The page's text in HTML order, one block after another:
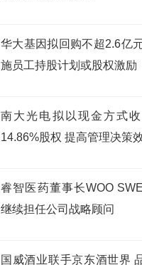
华大基因拟回购不超2.6亿
施员工持股计划或股权激励
南大光电拟以现金方式
14.86%股权 提高管理决策
睿智医药董事长WOO
继续担任公司战略顾问
国威酒业联手京东酒世界